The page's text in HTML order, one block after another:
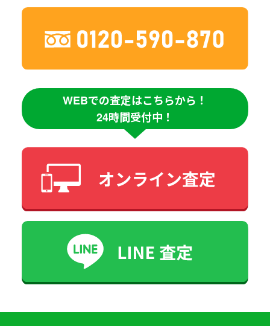
WEBでの査定はこちらから！
24時間受付中！